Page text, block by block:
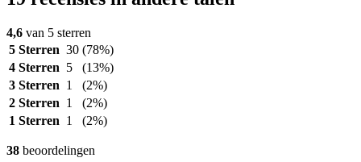
4,6 van 5 sterren
5 Sterren 30 (78%)
4 Sterren 5
(13%)
3 Sterren 1
(2%)
2 Sterren 1
(2%)
1 Sterren 1 (2%)
38 beoordelingen